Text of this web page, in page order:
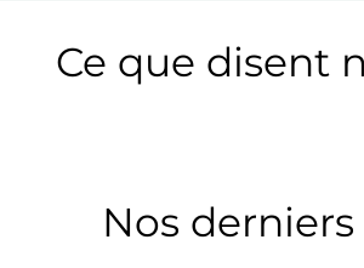
Ce que disent
Nos